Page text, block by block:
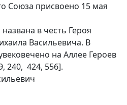
Союза присвоено 15 мая
в честь Героя
Васильевича. В
на Аллее Героев
240, 424, 556].